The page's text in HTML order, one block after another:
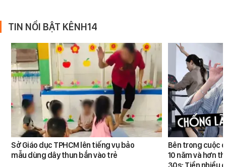
TIN NỔI BẬT KÊNH14
Sở Giáo dục TPHCM lên tiếng vụ bảo
mẫu dùng dây thun bắn vào trẻ
Bên trong cuộc
10 năm và hơn
30s: Tiền nhiều